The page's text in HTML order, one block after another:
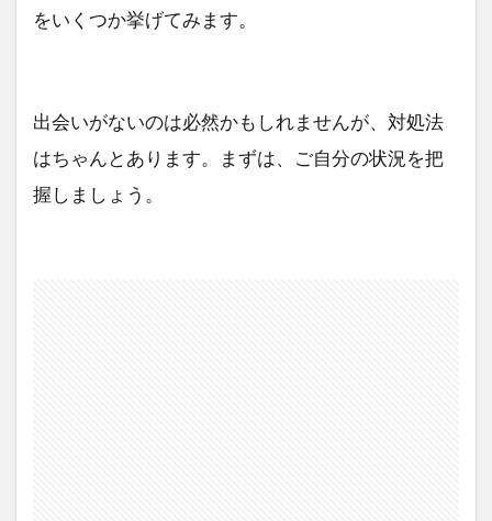
をいくつか挙げてみます。
出会いがないのは必然かもしれませんが、対処法
はちゃんとあります。まずは、ご自分の状況を把
握しましょう。